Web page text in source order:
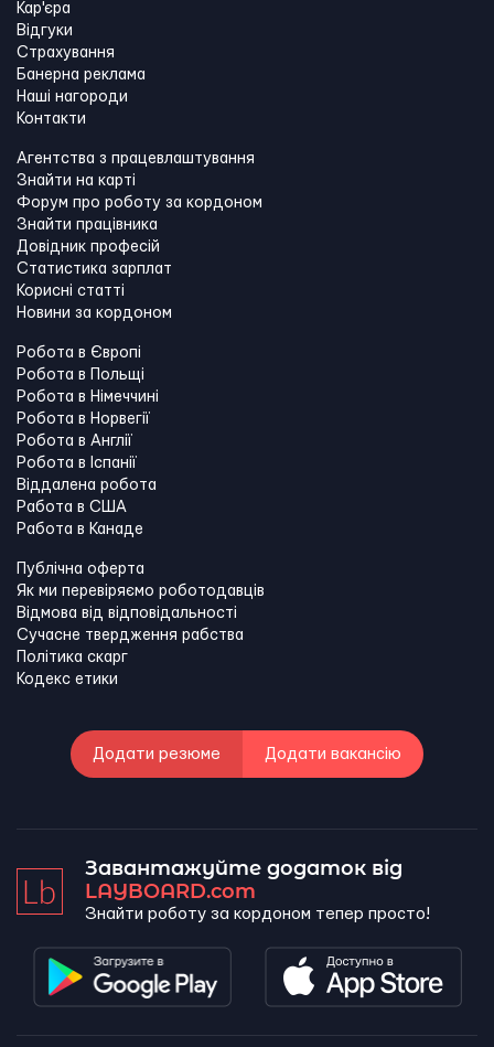
Кар'єра
Відгуки
Страхування
Банерна реклама
Наші нагороди
Контакти
Агентства з працевлаштування
Знайти на карті
Форум про роботу за кордоном
Знайти працівника
Довідник професій
Статистика зарплат
Корисні статті
Новини за кордоном
Робота в Європі
Робота в Польщі
Робота в Німеччині
Робота в Норвегії
Робота в Англії
Робота в Іспанії
Віддалена робота
Работа в США
Работа в Канадe
Публічна оферта
Як ми перевіряємо роботодавців
Відмова від відповідальності
Сучасне твердження рабства
Політика скарг
Кодекс етики
Додати резюме Додати вакансію
Завантажуйте додаток від
LAYBOARD.com
Знайти роботу за кордоном тепер просто!